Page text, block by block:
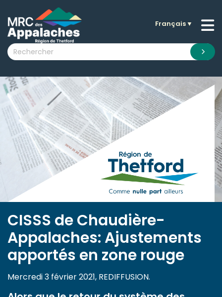
submenu (La MRC )
submenu (Citoyens )
submenu (Visiteurs )
submenu (Nouvelles )
submenu (Documentation )
Français▼
CISSS de Chaudière-
Appalaches: Ajustements
apportés en zone rouge
Mercredi 3 février 2021, REDIFFUSION.